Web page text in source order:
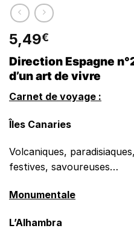
5,49€
Direction Espagne
d’un art de vivre
Carnet de voyage :
Îles Canaries
Volcaniques,
festives, savoureuses…
Monumentale
L’Alhambra